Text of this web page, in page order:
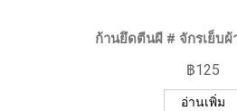
ก้านยึดตีนผี # จักรเย็บผ้
฿125
อ่านเพิ่ม